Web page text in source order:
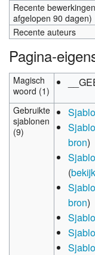
Recente
afgelopen 90 dagen)
Recente auteurs
Pagina-
Magisch
woord (1)
Gebruikte
sjablonen
(9)
bron)
(
bron)